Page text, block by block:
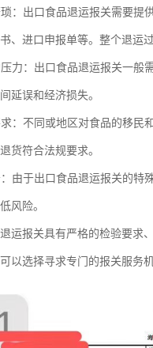
：出口食品退运报关需要提
、进口申报单等。整个退运
力：出口食品退运报关一般
延误和经济损失。
：不同或地区对食品的移民
货符合法规要求。
由于出口食品退运报关的特
风险。
运报关具有严格的检验要求
以选择寻求专门的报关服务机